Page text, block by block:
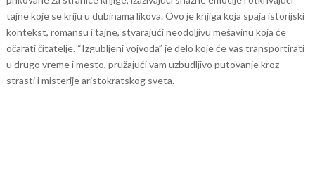
tajne koje se kriju u dubinama likova. Ovo je knjiga koja spaja istorijski
kontekst, romansu i tajne, stvarajući neodoljivu mešavinu koja će
očarati čitatelje. “Izgubljeni vojvoda” je delo koje će vas transportirati
u drugo vreme i mesto, pružajući vam uzbudljivo putovanje kroz
strasti i misterije aristokratskog sveta.